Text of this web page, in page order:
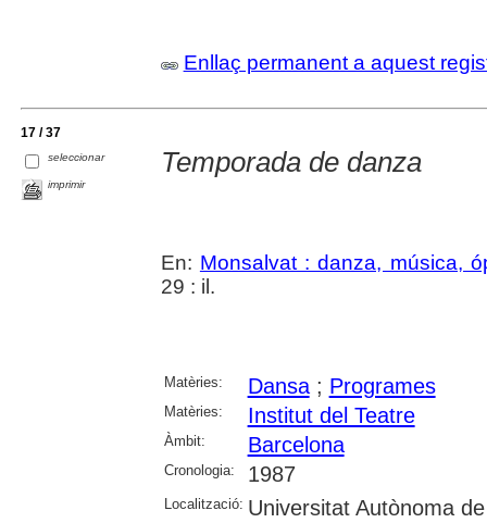
Enllaç permanent a aquest
17 / 37
seleccionar
imprimir
Temporada de danza
En: Monsalvat : danza, música,
29 : il.
Matèries: Dansa; Programes
Matèries: Institut del Teatre
Àmbit: Barcelona
Cronologia: 1987
Localització: Universitat Autònoma